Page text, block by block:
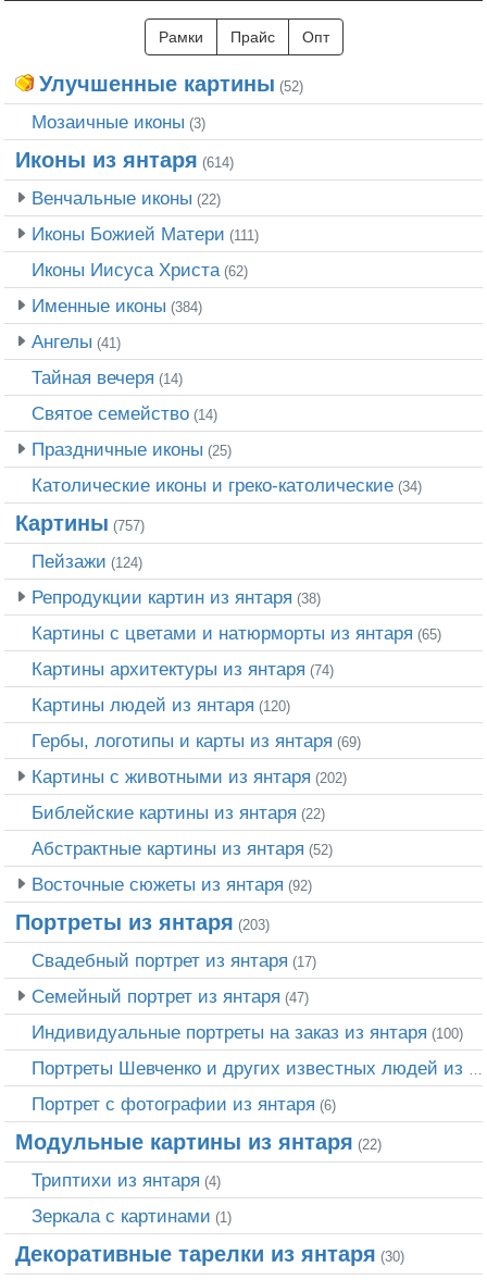
Рамки Прайс Опт
Улучшенные картины (52)
Мозаичные иконы (3)
Иконы из янтаря (614)
Венчальные иконы (22)
Иконы Божией Матери (111)
Иконы Иисуса Христа(62)
Именные иконы (384)
Ангелы (41)
Тайная вечеря (14)
Святое семейство (14)
Праздничные иконы (25)
Католические иконы и греко-католические (34)
Картины (757)
Пейзажи (124)
Репродукции картин из янтаря (38)
Картины с цветами и натюрморты из янтаря (65)
Картины архитектуры из янтаря (74)
Картины людей из янтаря (120)
Гербы, логотипы и карты из янтаря (69)
Картины с животными из янтаря (202)
Библейские картины из янтаря (22)
Абстрактные картины из янтаря (52)
Восточные сюжеты из янтаря (92)
Портреты из янтаря (203)
Свадебный портрет из янтаря (17)
Семейный портрет из янтаря (47)
Индивидуальные портреты на заказ из янтаря (100)
Портреты Шевченко и других известных людей из янтаря
Портрет c фотографии из янтаря (6)
Модульные картины из янтаря (22)
Триптихи из янтаря (4)
Зеркала с картинами (1)
Декоративные тарелки из янтаря (30)